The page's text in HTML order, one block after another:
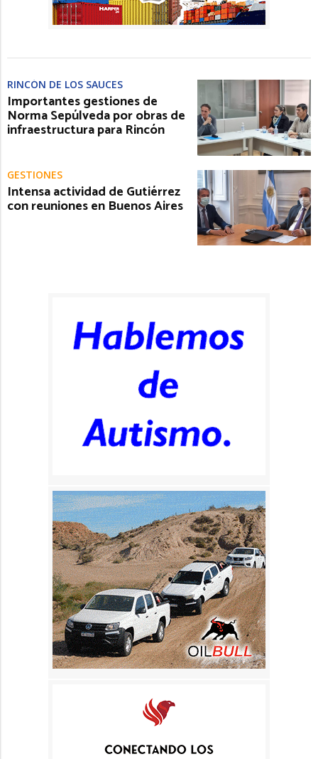
RINCÓN DE LOS SAUCES
Importantes gestiones de
Norma Sepúlveda por obras de
infraestructura para Rincón
GESTIONES
Intensa actividad de Gutiérrez
con reuniones en Buenos Aires